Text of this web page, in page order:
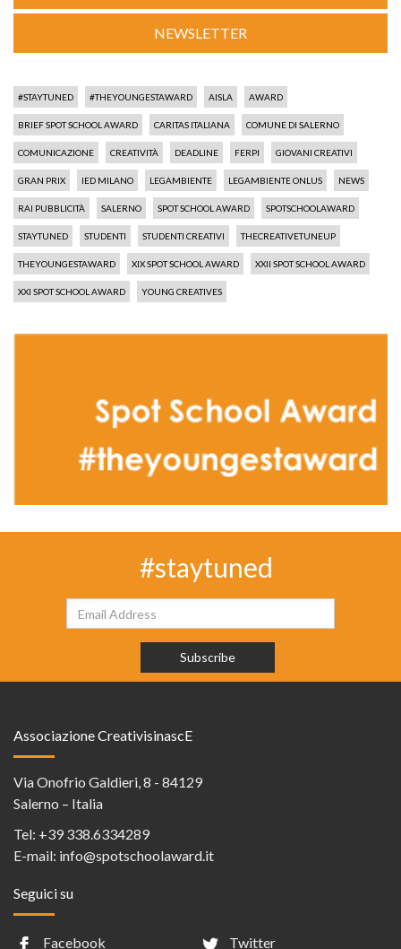
NEWSLETTER
#STAYTUNED #THEYOUNGESTAWARD AISLA AWARD
BRIEF SPOT SCHOOL AWARD CARITAS ITALIANA COMUNE DI SALERNO
COMUNICAZIONE CREATIVITÀ DEADLINE FERPI GIOVANI CREATIVI
GRAN PRIX IED MILANO LEGAMBIENTE LEGAMBIENTE ONLUS NEWS
RAI PUBBLICITÀ SALERNO SPOT SCHOOL AWARD SPOTSCHOOLAWARD
STAYTUNED STUDENTI STUDENTI CREATIVI THECREATIVETUNEUP
THEYOUNGESTAWARD XIX SPOT SCHOOL AWARD XXII SPOT SCHOOL AWARD
XXI SPOT SCHOOL AWARD YOUNG CREATIVES
#staytuned
Associazione CreativisinascE
Via Onofrio Galdieri, 8 - 84129
Salerno – Italia
Tel: +39 338.6334289
E-mail: info@spotschoolaward.it
Seguici su
Facebook Twitter